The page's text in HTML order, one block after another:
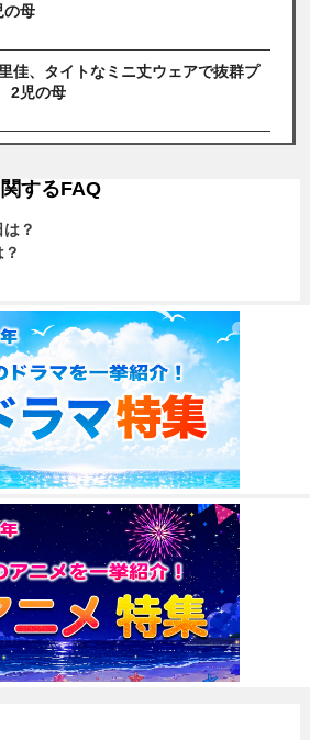
母
佳、タイトなミニ丈ウェアで抜群プ
2児の母
するFAQ
？